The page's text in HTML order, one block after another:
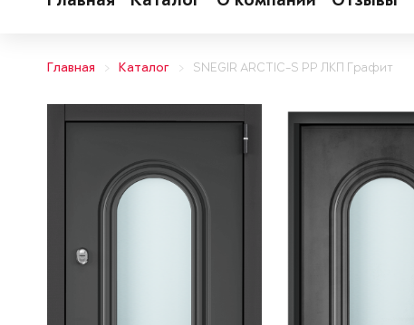
Главная Каталог SNEGIR ARCTIC-S PP ЛКП Графит